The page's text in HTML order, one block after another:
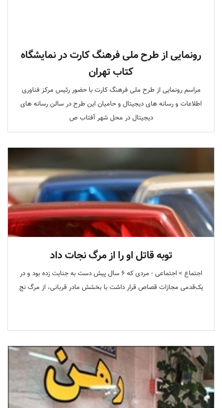
رونمایی از طرح ملی فرهنگ کارت در نمایشگاه
کتاب تهران
مراسم رونمایی از طرح ملی فرهنگ کارت با حضور رئیس مرکز فناوری
اطلاعات و رسانه های دیجیتال و حامیان این طرح در سالن رسانه های
دیجیتال در محل شهر آفتاب ص
توبه قاتل او را از مرگ نجات داد
اجتماع > اجتماعی - مردی که ۶ سال پیش دست به جنایت زده بود و در
یک‌قدمی مجازات قصاص قرار داشت با بخشش مادر قربانی، از مرگ نج